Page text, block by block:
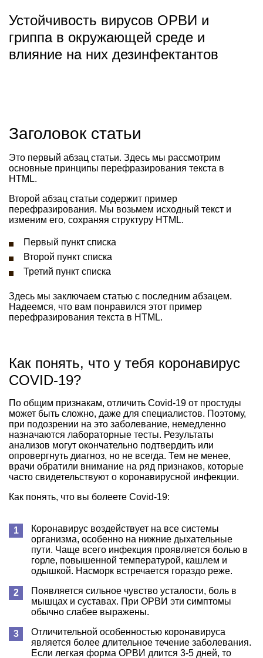
Устойчивость вирусов ОРВИ и
гриппа в окружающей среде и
влияние на них дезинфектантов
Заголовок статьи
Это первый абзац статьи. Здесь мы рассмотрим
основные принципы перефразирования текста в
HTML.
Второй абзац статьи содержит пример
перефразирования. Мы возьмем исходный текст и
изменим его, сохраняя структуру HTML.
Первый пункт списка
Второй пункт списка
Третий пункт списка
Здесь мы заключаем статью с последним абзацем.
Надеемся, что вам понравился этот пример
перефразирования текста в HTML.
Как понять, что у тебя коронавирус
COVID-19?
По общим признакам, отличить Covid-19 от простуды
может быть сложно, даже для специалистов. Поэтому,
при подозрении на это заболевание, немедленно
назначаются лабораторные тесты. Результаты
анализов могут окончательно подтвердить или
опровергнуть диагноз, но не всегда. Тем не менее,
врачи обратили внимание на ряд признаков, которые
часто свидетельствуют о коронавирусной инфекции.
Как понять, что вы болеете Covid-19:
Коронавирус воздействует на все системы
организма, особенно на нижние дыхательные
пути. Чаще всего инфекция проявляется болью в
горле, повышенной температурой, кашлем и
одышкой. Насморк встречается гораздо реже.
Появляется сильное чувство усталости, боль в
мышцах и суставах. При ОРВИ эти симптомы
обычно слабее выражены.
Отличительной особенностью коронавируса
является более длительное течение заболевания.
Если легкая форма ОРВИ длится 3-5 дней, то